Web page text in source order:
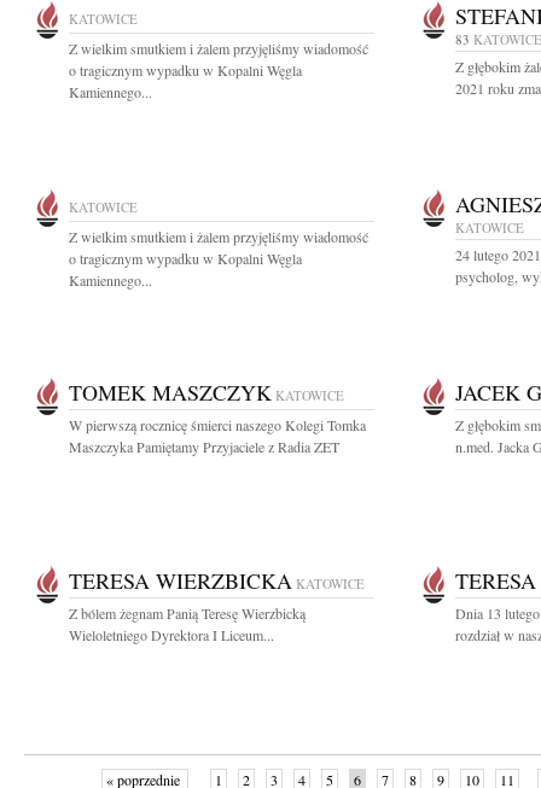
KATOWICE
Z wielkim smutkiem i żalem przyjęliśmy wiadomość
o tragicznym wypadku w Kopalni Węgla
Kamiennego...
83 KATOWICE
Z głębokim
2021 roku
KATOWICE
Z wielkim smutkiem i żalem przyjęliśmy wiadomość
o tragicznym wypadku w Kopalni Węgla
Kamiennego...
KATOWICE
24 lutego
psycholog,
TOMEK MASZCZYK KATOWICE
W pierwszą rocznicę śmierci naszego Kolegi Tomka
Maszczyka Pamiętamy Przyjaciele z Radia ZET
JACEK
Z głębokim
n.med. Jacka
TERESA WIERZBICKA KATOWICE
Z bólem żegnam Panią Teresę Wierzbicką
Wieloletniego Dyrektora I Liceum...
Dnia 13
rozdział w
« poprzednie 1 2 3 4 5 6 7 8 9 10 11